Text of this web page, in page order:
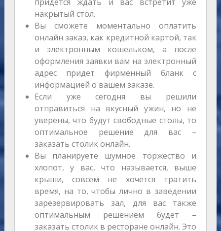
накрытый стол.
Вы сможете моментально оплатить
онлайн заказ, как кредитной картой, так
и электронным кошельком, а после
оформления заявки вам на электронный
адрес придет фирменный бланк с
информацией о вашем заказе.
Если уже сегодня вы решили
отправиться на вкусный ужин, но не
уверены, что будут свободные столы, то
оптимальное решение для вас –
заказать столик онлайн.
Вы планируете шумное торжество и
хлопот, у вас, что называется, выше
крыши, совсем не хочется тратить
время, на то, чтобы лично в заведении
зарезервировать зал, для вас также
оптимальным решением будет –
заказать столик в ресторане онлайн. Это